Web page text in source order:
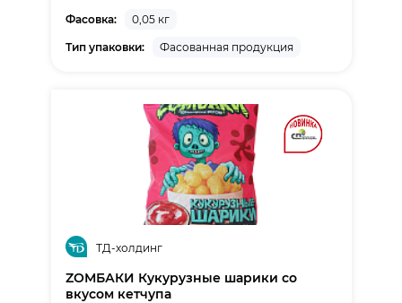
Фасовка:
0,05 кг
Тип упаковки:
Фасованная продукция
ТД-холдинг
ZОМБАКИ Кукурузные шарики со
вкусом кетчупа